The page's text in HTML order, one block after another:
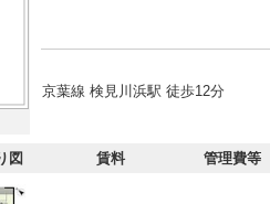
京葉線 検見川浜駅 徒歩12分
図 賃料 管理費等